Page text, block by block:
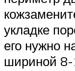
укладке
его нужно
шириной